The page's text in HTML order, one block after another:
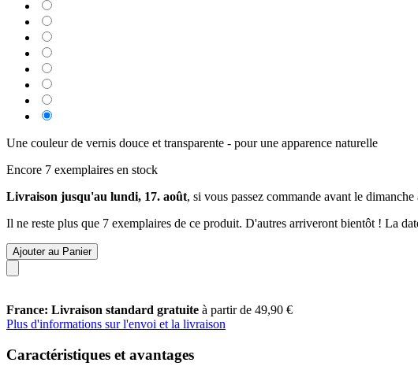
Une couleur de vernis douce et transparente - pour une apparence naturelle
Encore 7 exemplaires en stock
Livraison jusqu'au lundi, 17. août, si vous passez commande avant le dimanche
Il ne reste plus que 7 exemplaires de ce produit. D'autres arriveront bientôt ! La
Ajouter au Panier
France: Livraison standard gratuite à partir de 49,90 €
Plus d'informations sur l'envoi et la livraison
Caractéristiques et avantages